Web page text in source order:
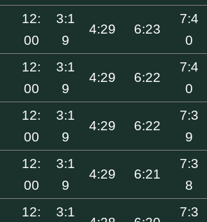
12:
00
3:1
9
4:29 6:23
7:4
0
12:
00
3:1
9
4:29 6:22
7:4
0
12:
00
3:1
9
4:29 6:22
7:3
9
12:
00
3:1
9
4:29 6:21
7:3
8
12: 3:1 7:3